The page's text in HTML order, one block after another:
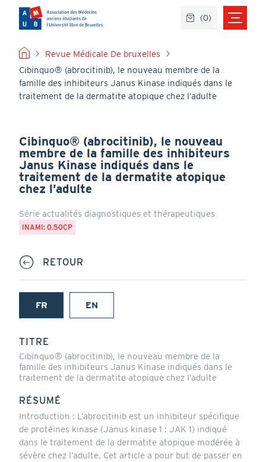
contenu
principal
FIL
D'ARIANE
Revue Médicale De bruxelles
Cibinquo® (abrocitinib), le nouveau membre de la
famille des inhibiteurs Janus Kinase indiqués dans le
traitement de la dermatite atopique chez l’adulte
Cibinquo® (abrocitinib), le nouveau
membre de la famille des inhibiteurs
Janus Kinase indiqués dans le
traitement de la dermatite atopique
chez l’adulte
Série actualités diagnostiques et thérapeutiques
INAMI: 0.50CP
RETOUR
FR
(onglet
EN
TITRE
Cibinquo® (abrocitinib), le nouveau membre de la
famille des inhibiteurs Janus Kinase indiqués dans le
traitement de la dermatite atopique chez l’adulte
RÉSUMÉ
Introduction : L’abrocitinib est un inhibiteur spécifique
de protéines kinase (Janus kinase 1 : JAK 1) indiqué
dans le traitement de la dermatite atopique modérée à
sévère chez l’adulte. Cet article a pour but de passer en
(0)